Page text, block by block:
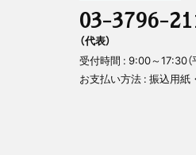
03-3796-
（代表）
受付時間 : 9:00～17:30（
お支払い方法 : 振込用紙